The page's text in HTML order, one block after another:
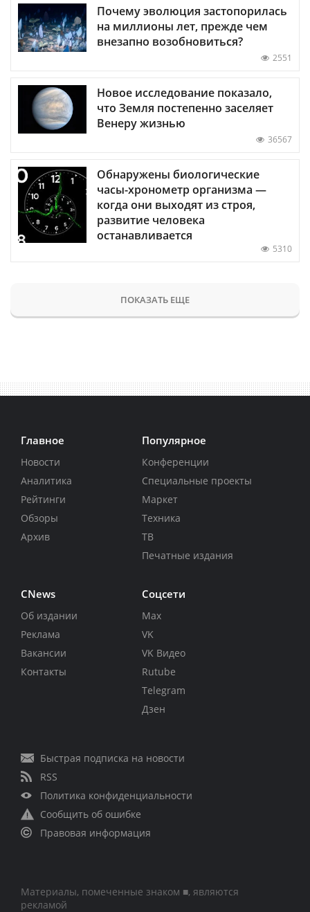
Почему эволюция застопорилась
на миллионы лет, прежде чем
внезапно возобновиться?
2551
Новое исследование показало,
что Земля постепенно заселяет
Венеру жизнью
36567
Обнаружены биологические
часы-хронометр организма —
когда они выходят из строя,
развитие человека
останавливается
5310
ПОКАЗАТЬ ЕЩЕ
Главное
Новости
Аналитика
Рейтинги
Обзоры
Архив
Популярное
Конференции
Специальные проекты
Маркет
Техника
ТВ
Печатные издания
CNews
Об издании
Реклама
Вакансии
Контакты
Соцсети
Max
VK
VK Видео
Rutube
Telegram
Дзен
Быстрая подписка на новости
RSS
Политика конфиденциальности
Сообщить об ошибке
Правовая информация
Материалы, помеченные знаком ■, являются
рекламой